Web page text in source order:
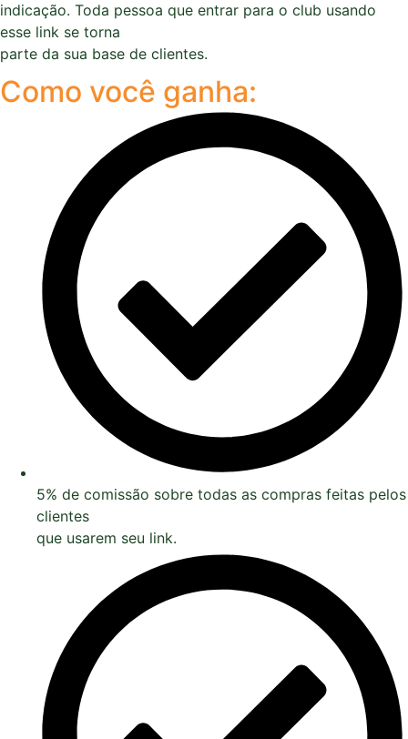
indicação. Toda pessoa que entrar para o club usando
esse link se torna
parte da sua base de clientes.
Como você ganha:
5% de comissão sobre todas as compras feitas pelos
clientes
que usarem seu link.